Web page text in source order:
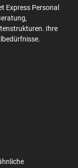
Express Personal
Ihre